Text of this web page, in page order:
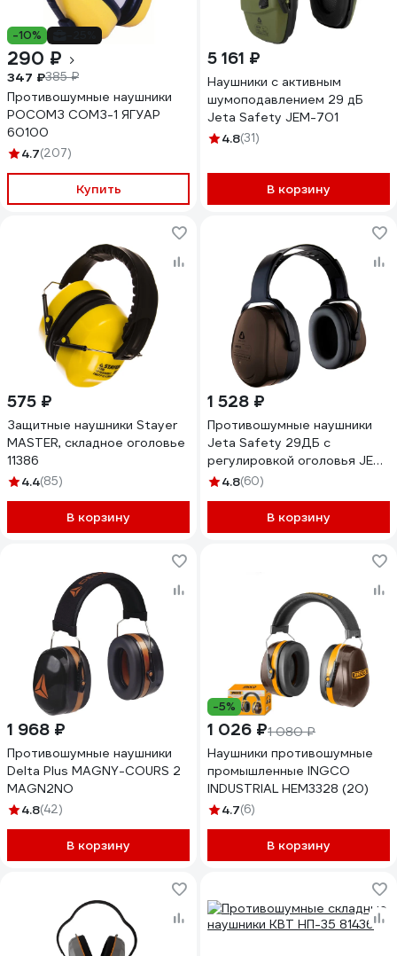
-10%
290 ₽
347 ₽385 ₽
Противошумные наушники
РОСОМЗ СОМЗ-1 ЯГУАР
60100
4.7(207)
Купить
5 161 ₽
Наушники с активным
шумоподавлением 29 дБ
Jeta Safety JEM-701
4.8(31)
В корзину
575 ₽
Защитные наушники Stayer
MASTER, складное оголовье
11386
4.4(85)
В корзину
1 528 ₽
Противошумные наушники
Jeta Safety 29ДБ с
регулировкой оголовья JEM-
1014.8(60)
В корзину
1 968 ₽
Противошумные наушники
Delta Plus MAGNY-COURS 2
MAGN2NO
4.8(42)
В корзину
-5%
1 026 ₽1 080 ₽
Наушники противошумные
промышленные INGCO
INDUSTRIAL HEM3328 (20)
4.7(6)
В корзину